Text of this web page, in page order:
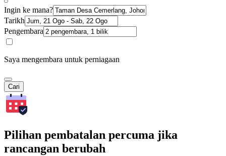
Ingin ke mana?
Tarikh
Pengembara
Saya mengembara untuk perniagaan
Cari
Pilihan pembatalan percuma jika
rancangan berubah